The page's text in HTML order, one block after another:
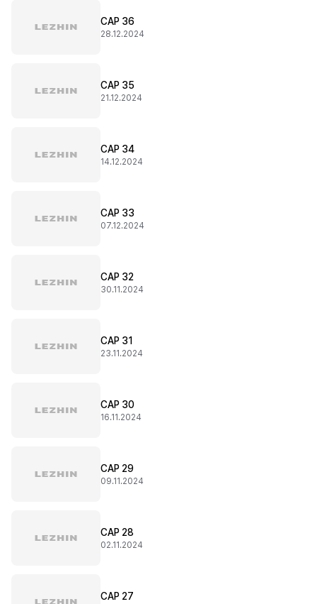
CAP 36
28.12.2024
CAP 35
21.12.2024
CAP 34
14.12.2024
CAP 33
07.12.2024
CAP 32
30.11.2024
CAP 31
23.11.2024
CAP 30
16.11.2024
CAP 29
09.11.2024
CAP 28
02.11.2024
CAP 27